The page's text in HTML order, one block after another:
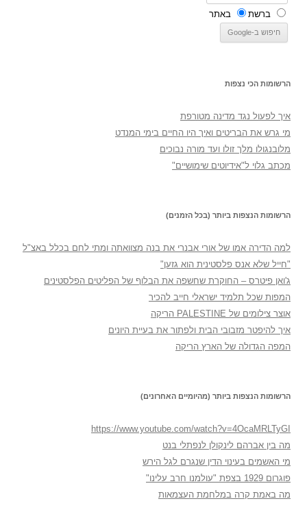
ברשת באתר
הרשומות הכי נצפות
איך לפעול נגד מדינה מטורפת
מי גרש את הבריטים ואיך היו החיים בימי המנדט
מלובנגולו מלך זולו ועד מורה נבוכים
מכתב גלוי ל"אידיוטים שימושיים"
הרשומות הנצפות ביותר (בכל הזמנים)
למה הדירה אמו של אורי אבנרי את בנה מצוואתה ומתי לחם בכלל באצ"ל
"חייל שלא אנס פלסטינית הוא גזען"
ג'ואן פיטרס – החוקרת שחשפה את הבלוף של הפליטים הפלסטינים
המפות שכל תלמיד ישראלי חייב להכיר
אוצר צילומים של PALESTINE הריקה
איך להיפטר מזבובי הבית ולפתור את בעיית היונים
המפה הגדולה של הארץ הריקה
הרשומות הנצפות ביותר (מהיומיים האחרונים)
https://www.youtube.com/watch?v=4OcaMRLTyGI
מה בין אברהם לינקולן לנפתלי בנט
מי האשמים בעינוי הדין שנגרם לגל הירש
פוגרום 1929 בצפת "עולמנו חרב עלינו"
מה באמת קרה במלחמת העצמאות